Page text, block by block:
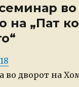
на „Пат
во дворот на